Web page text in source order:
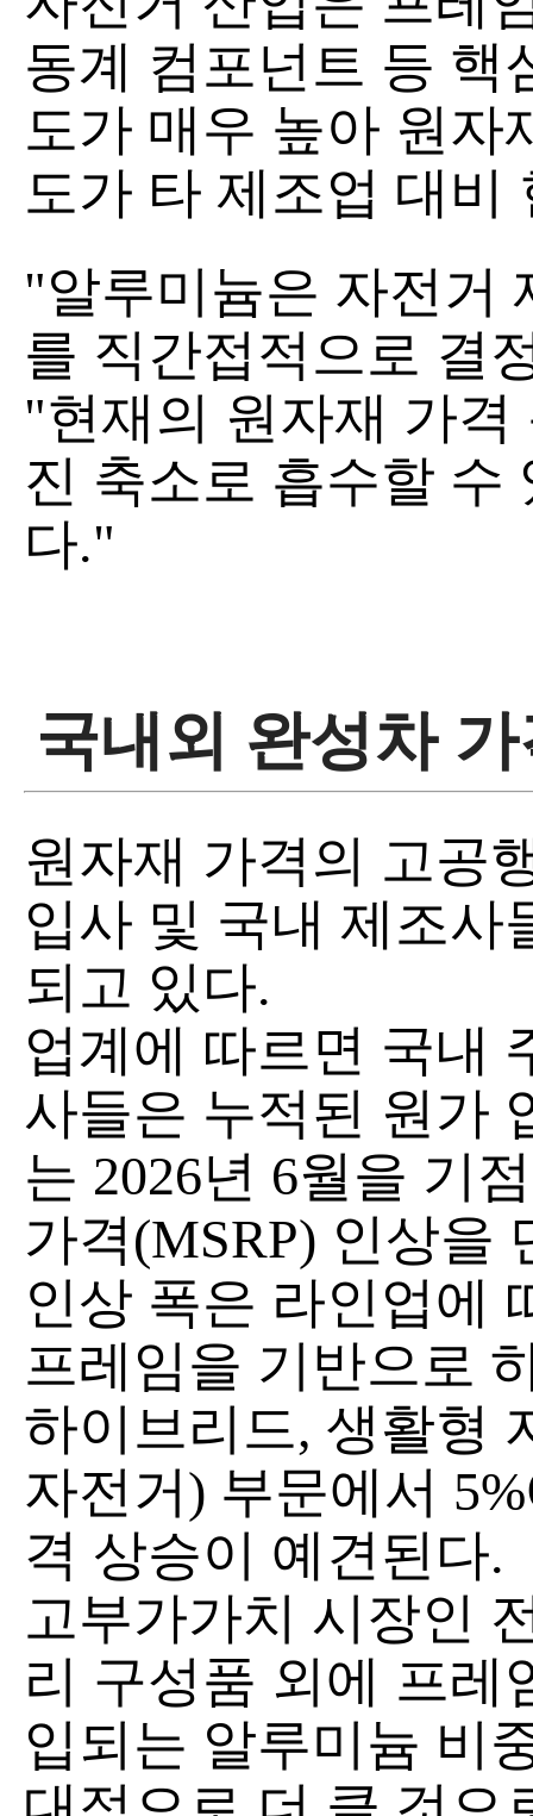
동계 컴포넌트 등 핵
도가 매우 높아 원자
도가 타 제조업 대비
"알루미늄은 자전거
를 직간접적으로 결
"현재의 원자재 가
진 축소로 흡수할 수
다."
국내외 완성차
원자재 가격의 고공
입사 및 국내 제조사
되고 있다.
업계에 따르면 국내
사들은 누적된 원가
는 2026년 6월을 기
가격(MSRP) 인상을
인상 폭은 라인업에
프레임을 기반으로
하이브리드, 생활형
자전거) 부문에서
격 상승이 예견된다.
고부가가치 시장인
리 구성품 외에 프레
입되는 알루미늄 비